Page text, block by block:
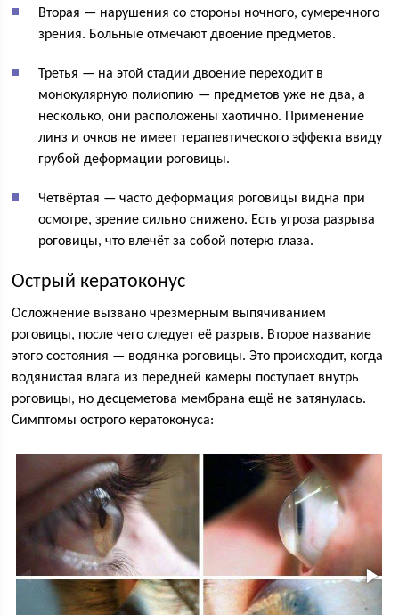
Вторая — нарушения со стороны ночного, сумеречного
зрения. Больные отмечают двоение предметов.
Третья — на этой стадии двоение переходит в
монокулярную полиопию — предметов уже не два, а
несколько, они расположены хаотично. Применение
линз и очков не имеет терапевтического эффекта ввиду
грубой деформации роговицы.
Четвёртая — часто деформация роговицы видна при
осмотре, зрение сильно снижено. Есть угроза разрыва
роговицы, что влечёт за собой потерю глаза.
Острый кератоконус
Осложнение вызвано чрезмерным выпячиванием
роговицы, после чего следует её разрыв. Второе название
этого состояния — водянка роговицы. Это происходит, когда
водянистая влага из передней камеры поступает внутрь
роговицы, но десцеметова мембрана ещё не затянулась.
Симптомы острого кератоконуса: